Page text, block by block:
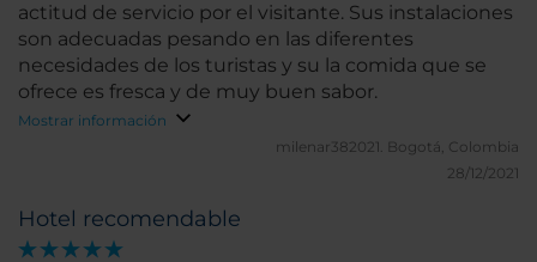
actitud de servicio por el visitante. Sus instalaciones
son adecuadas pesando en las diferentes
necesidades de los turistas y su la comida que se
ofrece es fresca y de muy buen sabor.
Mostrar información
milenar382021. Bogotá, Colombia
28/12/2021
Hotel recomendable